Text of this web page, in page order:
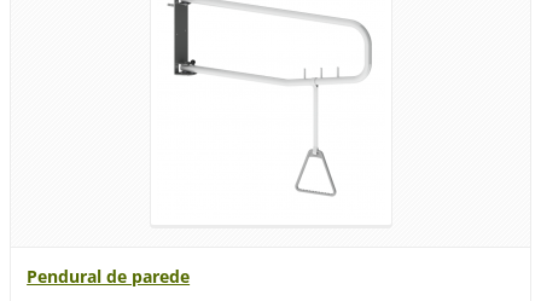
Pendural de parede